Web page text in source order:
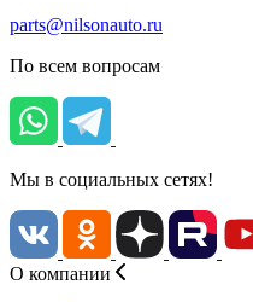
parts@nilsonauto.ru
По всем вопросам
Мы в социальных сетях!
О компании